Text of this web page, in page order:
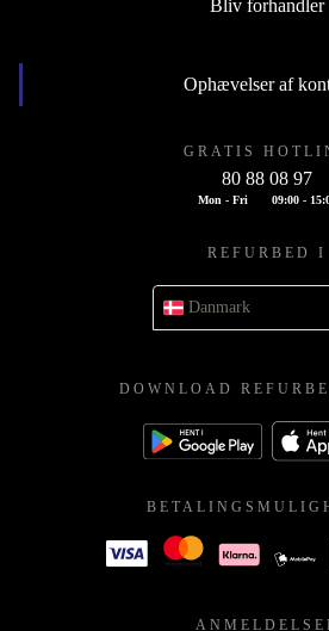
Bliv forhandler
Ophævelser af
GRATIS
80 88 08 97
Mon - Fri 09:00 -
REFURBED I
Danmark
DOWNLOAD